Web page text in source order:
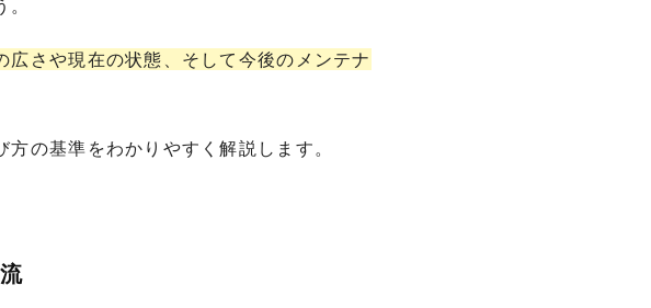
さや現在の状態、そして今後のメンテナ
の基準をわかりやすく解説します。